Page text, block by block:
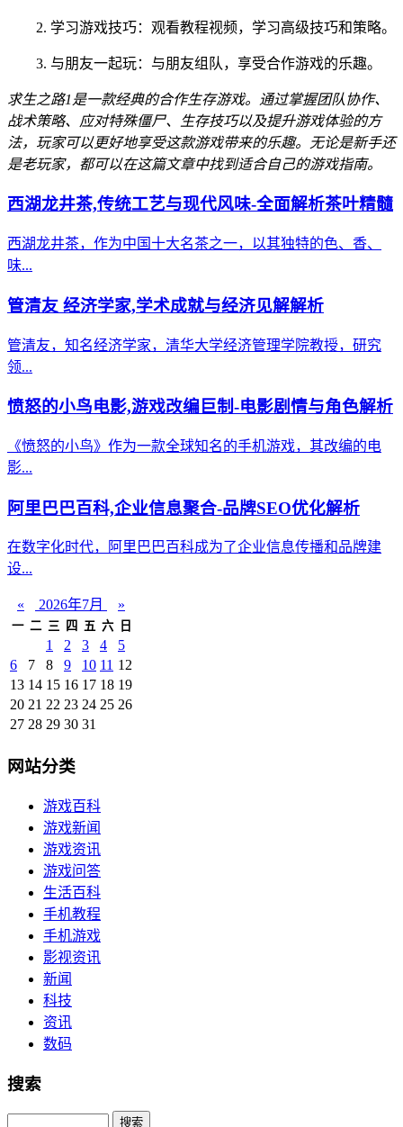
2. 学习游戏技巧：观看教程视频，学习高级技巧和策略。
3. 与朋友一起玩：与朋友组队，享受合作游戏的乐趣。
求生之路1是一款经典的合作生存游戏。通过掌握团队协作、
战术策略、应对特殊僵尸、生存技巧以及提升游戏体验的方
法，玩家可以更好地享受这款游戏带来的乐趣。无论是新手还
是老玩家，都可以在这篇文章中找到适合自己的游戏指南。
西湖龙井茶,传统工艺与现代风味-全面解析茶叶精髓
西湖龙井茶，作为中国十大名茶之一，以其独特的色、香、
味...
管清友 经济学家,学术成就与经济见解解析
管清友，知名经济学家，清华大学经济管理学院教授，研究
领...
愤怒的小鸟电影,游戏改编巨制-电影剧情与角色解析
《愤怒的小鸟》作为一款全球知名的手机游戏，其改编的电
影...
阿里巴巴百科,企业信息聚合-品牌SEO优化解析
在数字化时代，阿里巴巴百科成为了企业信息传播和品牌建
设...
« 2026年7月 »
一 二 三 四 五 六 日
1 2 3 4
5
6
7 8 9 10 11 12
13 14 15 16 17 18 19
20 21 22 23 24 25 26
27 28 29 30 31
网站分类
游戏百科
游戏新闻
游戏资讯
游戏问答
生活百科
手机教程
手机游戏
影视资讯
新闻
科技
资讯
数码
搜索
Search